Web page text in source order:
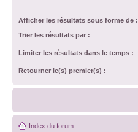
Afficher les résultats sous forme de :
Trier les résultats par :
Limiter les résultats dans le temps :
Retourner le(s) premier(s) :
Index du forum